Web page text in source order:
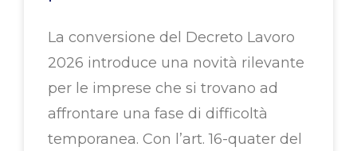
La conversione del Decreto Lavoro
2026 introduce una novità rilevante
per le imprese che si trovano ad
affrontare una fase di difficoltà
temporanea. Con l’art. 16-quater del